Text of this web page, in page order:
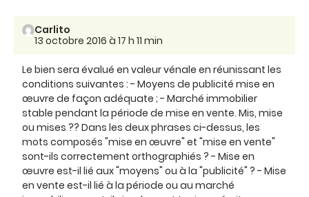
Carlito
13 octobre 2016 à 17 h 11 min
Le bien sera évalué en valeur vénale en réunissant les
conditions suivantes : - Moyens de publicité mise en
œuvre de façon adéquate ; - Marché immobilier
stable pendant la période de mise en vente. Mis, mise
ou mises ?? Dans les deux phrases ci-dessus, les
mots composés "mise en œuvre" et "mise en vente"
sont-ils correctement orthographiés ? - Mise en
œuvre est-il lié aux "moyens" ou à la "publicité" ? - Mise
en vente est-il lié à la période ou au marché